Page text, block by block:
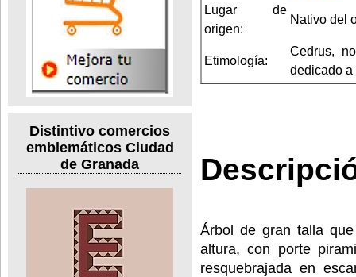
Distintivo comercios
emblemáticos Ciudad
de Granada
Lugar de
origen:
Nativo del
Etimología:
Cedrus,
dedicado a
Árbol de gran talla
altura, con porte
resquebrajada en